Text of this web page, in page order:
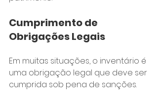
Cumprimento de
Obrigações Legais
Em muitas situações, o inventário é
uma obrigação legal que deve ser
cumprida sob pena de sanções.